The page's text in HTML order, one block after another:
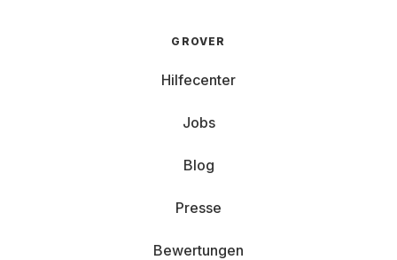
GROVER
Hilfecenter
Jobs
Blog
Presse
Bewertungen